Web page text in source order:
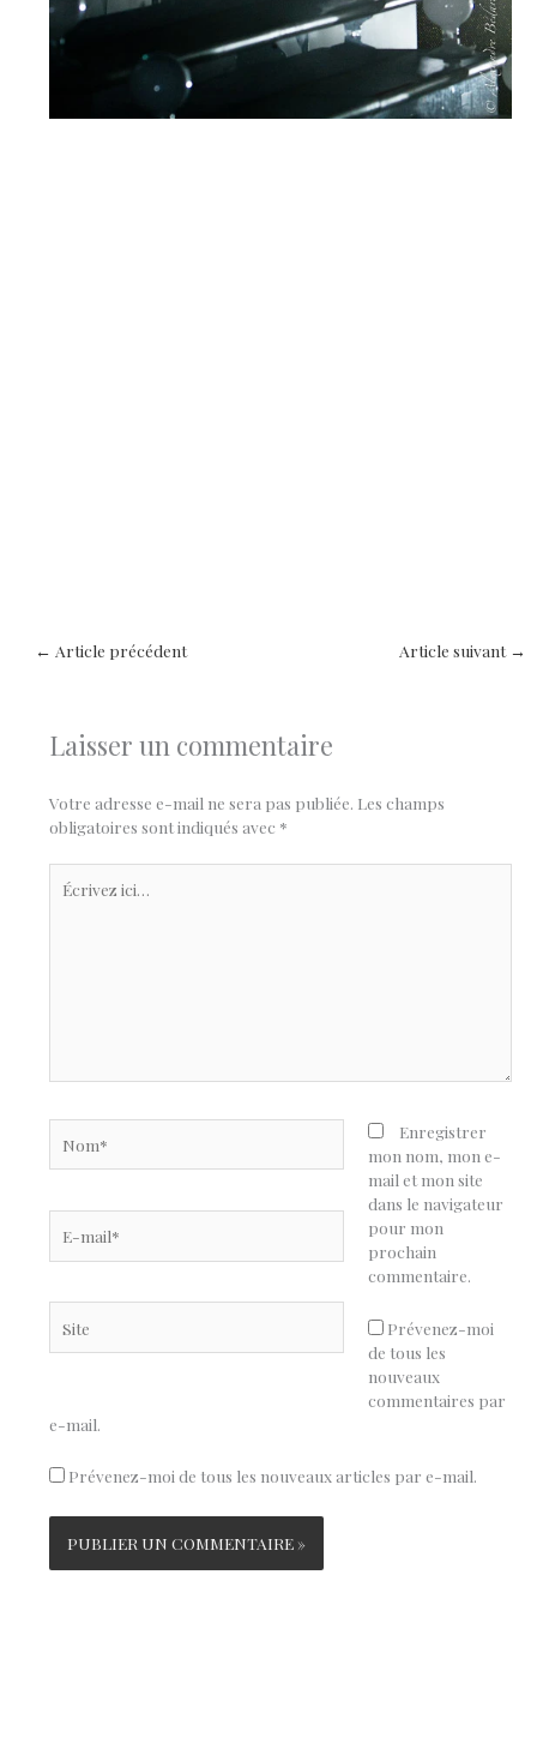
← Article précédent Article suivant →
Laisser un commentaire
Votre adresse e-mail ne sera pas publiée. Les champs
obligatoires sont indiqués avec *
ici…
mail*
Enregistrer
mon nom, mon e-
mail et mon site
dans le navigateur
pour mon
prochain
commentaire.
Prévenez-moi
de tous les
nouveaux
commentaires par
e-mail.
Prévenez-moi de tous les nouveaux articles par e-mail.